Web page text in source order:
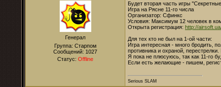
Генерал
Группа: Старпом
Сообщений: 1027
Статус: Offline
Будет вторая часть игры
Игра на Рясне 11-го числа
Организатор: Сфинкс
Условия: Максимум 12 человек в
Открыта регистрация: http://
Для тех кто не был на 1-ой части:
Игра интересная - много бродить,
противника и охраной,
Я пока не плюсуюсь, так как 11-го
Если есть желающие - пишем,
Serious SLAM